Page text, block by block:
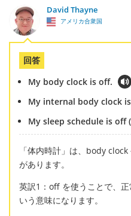
David Thayne
アメリカ合衆国
回答
My body clock is off.
My internal body clock
My sleep schedule is off
「体内時計」は、body
があります。
英訳1：off を使うことで、
いう意味になります。